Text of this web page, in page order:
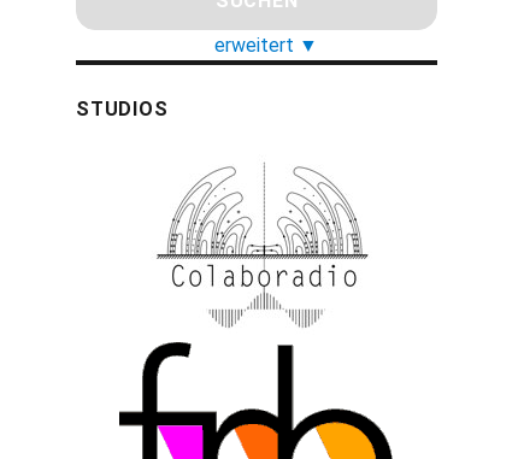
erweitert ▼
STUDIOS